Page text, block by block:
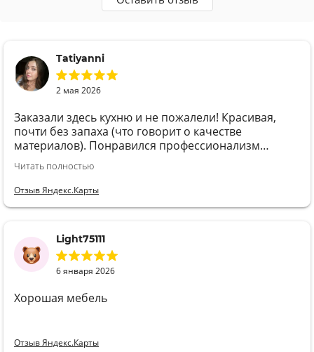
Tatiyanni
2 мая 2026
Заказали здесь кухню и не пожалели! Красивая,
почти без запаха (что говорит о качестве
материалов). Понравился профессионализм
продавца-замерщика Татьяны, и сборщиков
Евгения с помощником, и сроки, в которые четко
уложились. И ценник👍 Спасибо вашей команде,
Читать полностью
Отзыв Яндекс.Карты
Light75111
6 января 2026
Хорошая мебель
Отзыв Яндекс.Карты